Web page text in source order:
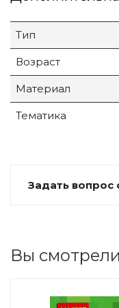
Тип
Возраст
Материал
Тематика
Задать вопрос
Вы смотрели